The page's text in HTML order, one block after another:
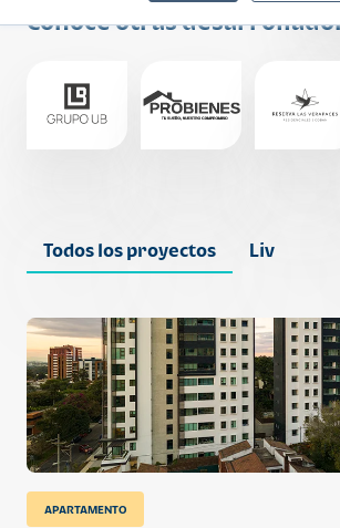
Conoce otras
Todos los proyectos Liv
APARTAMENTO